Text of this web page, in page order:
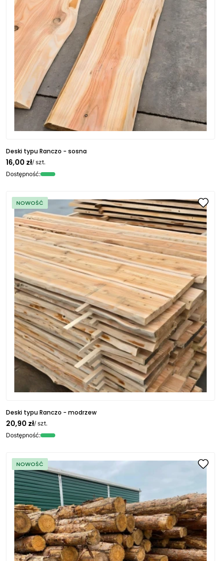
Deski typu Ranczo - sosna
16,00 zł/ szt.
Dostępność:
NOWOŚĆ
Deski typu Ranczo - modrzew
20,90 zł/ szt.
Dostępność:
NOWOŚĆ